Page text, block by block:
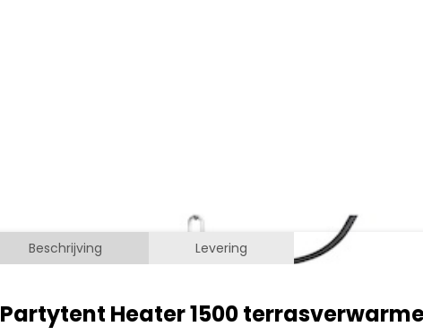
Beschrijving Levering
Partytent Heater 1500